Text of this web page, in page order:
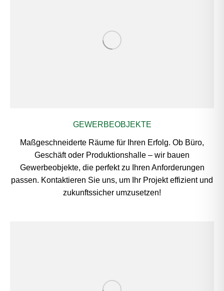
GEWERBEOBJEKTE
Maßgeschneiderte Räume für Ihren Erfolg. Ob Büro,
Geschäft oder Produktionshalle – wir bauen
Gewerbeobjekte, die perfekt zu Ihren Anforderungen
passen. Kontaktieren Sie uns, um Ihr Projekt effizient und
zukunftssicher umzusetzen!